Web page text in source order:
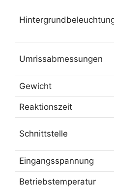
Umrissabmessungen
Gewicht
Reaktionszeit
Schnittstelle
Eingangsspannung
Betriebstemperatur